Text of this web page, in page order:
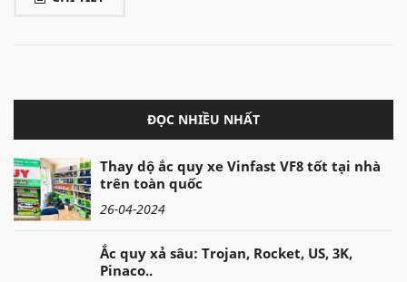
ĐỌC NHIỀU NHẤT
Thay dộ ắc quy xe Vinfast VF8 tốt tại nhà
trên toàn quốc
26-04-2024
Ắc quy xả sâu: Trojan, Rocket, US, 3K,
Pinaco..